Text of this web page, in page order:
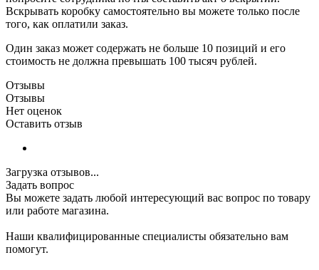
Вскрывать коробку самостоятельно вы можете только после
того, как оплатили заказ.
Один заказ может содержать не больше 10 позиций и его
стоимость не должна превышать 100 тысяч рублей.
Отзывы
Отзывы
Нет оценок
Оставить отзыв
Загрузка отзывов...
Задать вопрос
Вы можете задать любой интересующий вас вопрос по товару
или работе магазина.
Наши квалифицированные специалисты обязательно вам
помогут.